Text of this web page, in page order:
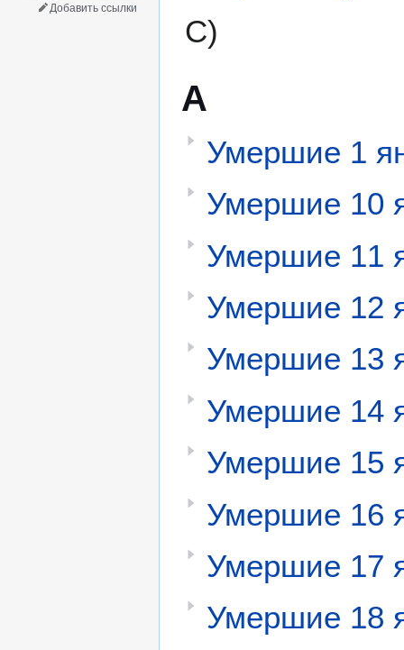
С)
А
Умершие 1
Умершие 10
Умершие 11
Умершие 12
Умершие 13
Умершие 14
Умершие 15
Умершие 16
Умершие 17
Умершие 18
Добавить ссылки